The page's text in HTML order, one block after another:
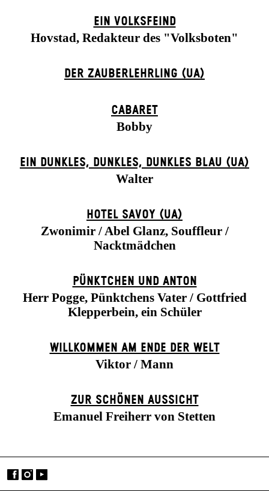
EIN VOLKS­FEIND
Hovstad, Redakteur des "Volksboten"
DER ZAUBER­LEHRLING (UA)
CABARET
Bobby
EIN DUNK­LES, DUNK­LES, DUNK­LES BLAU (UA)
Walter
HOTEL SAVOY (UA)
Zwonimir / Abel Glanz, Souffleur /
Nacktmädchen
PÜNKTCHEN UND ANTON
Herr Pogge, Pünktchens Vater / Gottfried
Klepperbein, ein Schüler
WILLKOMMEN AM ENDE DER WELT
Viktor / Mann
ZUR SCHÖNEN AUSSICHT
Emanuel Freiherr von Stetten